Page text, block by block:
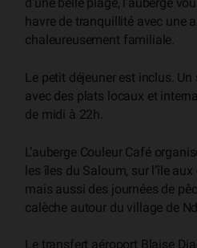
d’une belle plage, l’auberge
havre de tranquillité avec une
chaleureusement familiale.
Le petit déjeuner est inclus.
avec des plats locaux et
de midi à 22h.
L’auberge Couleur Café
les îles du Saloum, sur l’île
mais aussi des journées de
calèche autour du village de
Le transfert aéroport Blaise